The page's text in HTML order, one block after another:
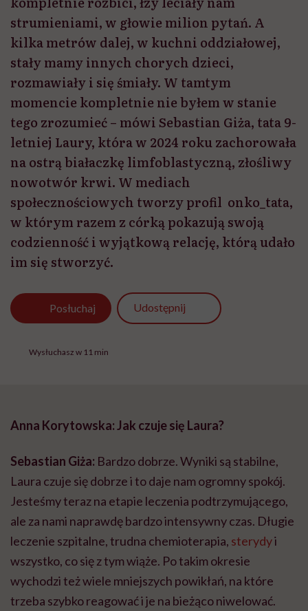
strumieniami, w głowie milion pytań. A
kilka metrów dalej, w kuchni oddziałowej,
stały mamy innych chorych dzieci,
rozmawiały i się śmiały. W tamtym
momencie kompletnie nie byłem w stanie
tego zrozumieć – mówi Sebastian Giża, tata 9-
letniej Laury, która w 2024 roku zachorowała
na ostrą białaczkę limfoblastyczną, złośliwy
nowotwór krwi. W mediach
społecznościowych tworzy profil onko_tata,
w którym razem z córką pokazują swoją
codzienność i wyjątkową relację, którą udało
im się stworzyć.
Posłuchaj Udostępnij
Wysłuchasz w 11 min
Anna Korytowska: Jak czuje się Laura?
Sebastian Giża: Bardzo dobrze. Wyniki są stabilne,
Laura czuje się dobrze i to daje nam ogromny spokój.
Jesteśmy teraz na etapie leczenia podtrzymującego,
ale za nami naprawdę bardzo intensywny czas. Długie
leczenie szpitalne, trudna chemioterapia, sterydyi
wszystko, co się z tym wiąże. Po takim okresie
wychodzi też wiele mniejszych powikłań, na które
trzeba szybko reagować i je na bieżąco niwelować.